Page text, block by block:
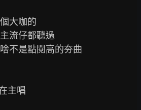
大咖的
流仔都聽過
不是點閱高的夯曲
主唱